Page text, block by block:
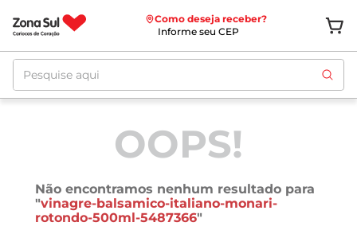
Como deseja receber?
Informe seu CEP
Pesquise aqui
OOPS!
Não encontramos nenhum resultado para
"vinagre-balsamico-italiano-monari-
rotondo-500ml-5487366"